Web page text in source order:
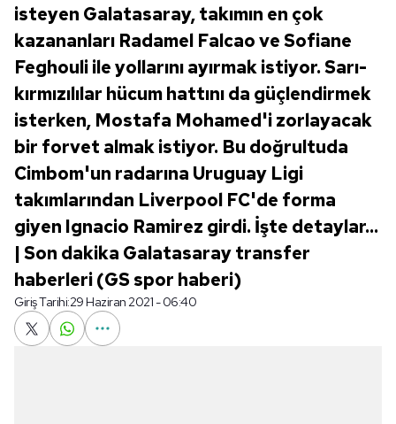
isteyen Galatasaray, takımın en çok
kazananları Radamel Falcao ve Sofiane
Feghouli ile yollarını ayırmak istiyor. Sarı-
kırmızılılar hücum hattını da güçlendirmek
isterken, Mostafa Mohamed'i zorlayacak
bir forvet almak istiyor. Bu doğrultuda
Cimbom'un radarına Uruguay Ligi
takımlarından Liverpool FC'de forma
giyen Ignacio Ramirez girdi. İşte detaylar...
| Son dakika Galatasaray transfer
haberleri (GS spor haberi)
Giriş Tarihi:29 Haziran 2021 - 06:40